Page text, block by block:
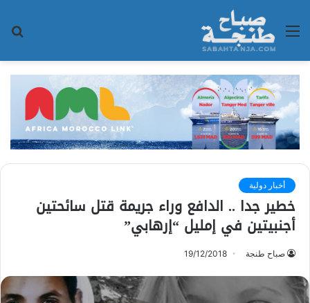
القائمة
أخبار دولية
خطير جدا .. الدافع وراء جريمة قتل سائحتين
أجنبيتين في إمليل “إرهابي”
صباح طنجة 19/12/2018